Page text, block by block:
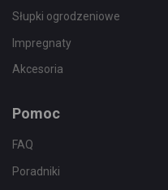
Słupki ogrodzeniowe
Impregnaty
Akcesoria
Pomoc
FAQ
Poradniki